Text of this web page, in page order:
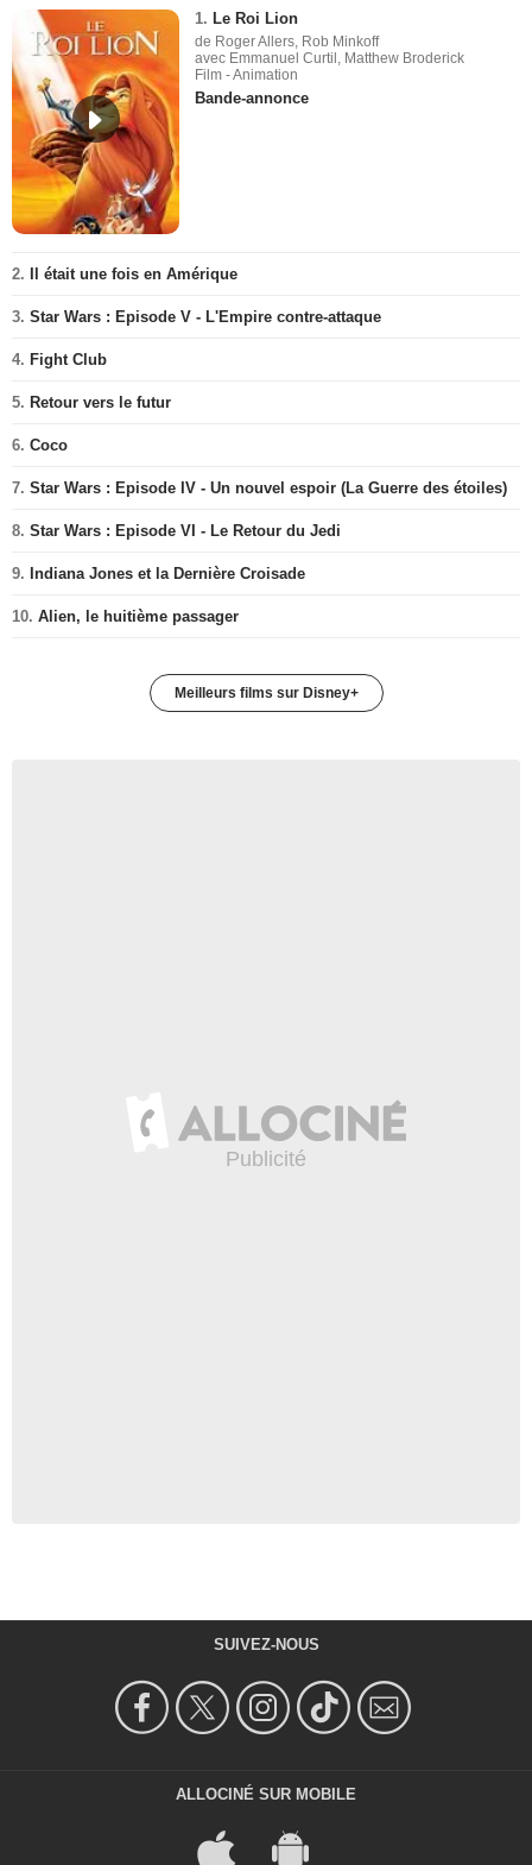
1. Le Roi Lion
de Roger Allers, Rob Minkoff
avec Emmanuel Curtil, Matthew Broderick
Film - Animation
Bande-annonce
2. Il était une fois en Amérique
3. Star Wars : Episode V - L'Empire contre-attaque
4. Fight Club
5. Retour vers le futur
6. Coco
7. Star Wars : Episode IV - Un nouvel espoir (La Guerre des étoiles)
8. Star Wars : Episode VI - Le Retour du Jedi
9. Indiana Jones et la Dernière Croisade
10. Alien, le huitième passager
Meilleurs films sur Disney+
SUIVEZ-NOUS
ALLOCINÉ SUR MOBILE